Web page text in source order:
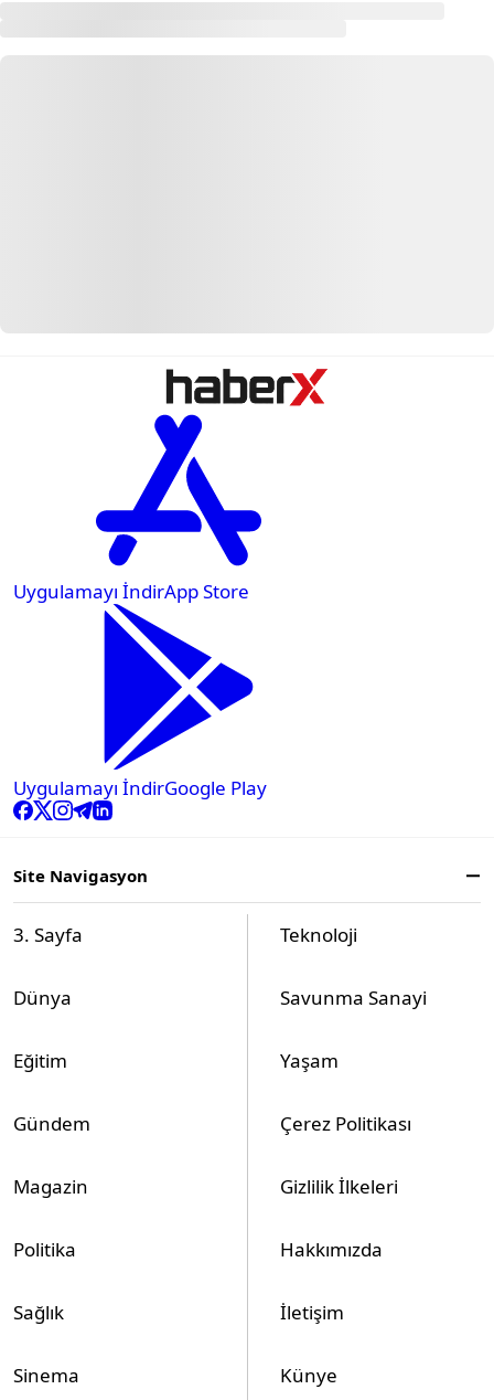
Uygulamayı İndirApp Store
Uygulamayı İndirGoogle Play
Site Navigasyon
3. Sayfa
Dünya
Eğitim
Gündem
Magazin
Politika
Sağlık
Sinema
Teknoloji
Savunma Sanayi
Yaşam
Çerez Politikası
Gizlilik İlkeleri
Hakkımızda
İletişim
Künye